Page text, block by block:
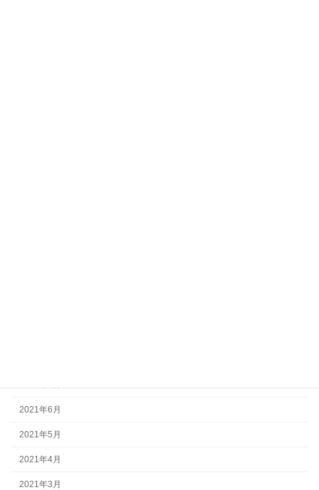
2021年6月
2021年5月
2021年4月
2021年3月